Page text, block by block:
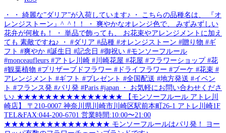
・ ・ 綺麗な”ダリア”が入荷しています♪ ・ こちらの品種名は、 『オ
レンジストーン』^_^！！ ・ 爽やかなオレンジ色で、 みずみずしい
花弁が何枚も！ ・ 単品で飾っても、 お花束やアレンジメントに加え
ても 素敵ですね♪ ・ #ダリア #品種 #オレンジストーン #贈り物 #ギ
フト #爽やか #誕生日 #記念日 #御祝い #モンソーフルール
#monceaufleurs #アトレ川崎 #川崎花屋 #花屋 #フラワーショップ #花
#観葉植物 #プリザーブドフラワー #ドライフラワー #ブーケ #花束 #
アレンジメント #ギフト #プレゼント #全国配送 #地方発送 #イベン
ト #フランス発 #パリ発 #Paris #japan ・ お気軽にお問い合わせくださ
い♪ ★★★★★★★★★★★★★★★ 【モンソーフルール アトレ川
崎店】 〒210-0007 神奈川県川崎市川崎区駅前本町26-1 アトレ川崎1F
TEL&FAX:044-200-6701 営業時間:10:00〜21:00
★★★★★★★★★★★★★★★ モンソーフルールはパリ発！ ヨー